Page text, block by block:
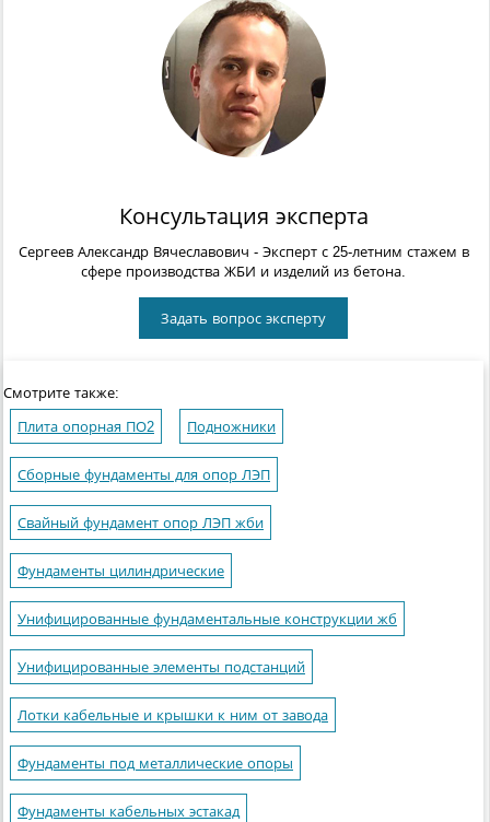
Консультация эксперта
Сергеев Александр Вячеславович - Эксперт с 25-летним стажем в
сфере производства ЖБИ и изделий из бетона.
Задать вопрос эксперту
Смотрите также:
Плита опорная ПО2 Подножники
Сборные фундаменты для опор ЛЭП
Свайный фундамент опор ЛЭП жби
Фундаменты цилиндрические
Унифицированные фундаментальные конструкции жб
Унифицированные элементы подстанций
Лотки кабельные и крышки к ним от завода
Фундаменты под металлические опоры
Фундаменты кабельных эстакад